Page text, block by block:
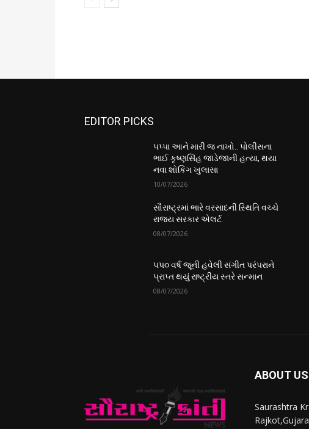
EDITOR PICKS
પપ્પા આને મારી જ નાખો.. પોલીસના
ભાઈ કૃષ્ણસિંહ જાડેજાની હત્યા, થયા
નવા શોકિંગ ખુલાસા
10/07/2026
સૌરાષ્ટ્રમાં ભારે વરસાદની સ્થિતિ વચ્ચે
રાજ્ય સરકાર એલર્ટ
08/07/2026
૫૫૦ વર્ષ જૂની હવેલી સંગીત પરંપરાને
પ્રાપ્ત થયું રાષ્ટ્રીય સ્તરે સન્માન
08/07/2026
ABOUT US
Saurashtra